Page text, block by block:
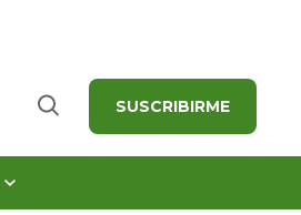
Buscar SUSCRIBIRME